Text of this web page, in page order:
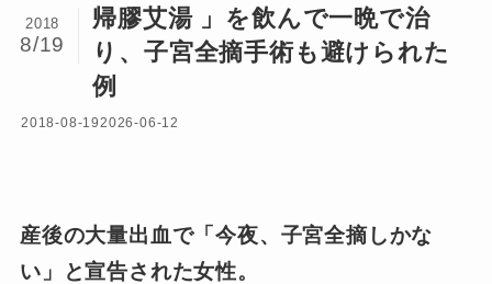
帰膠艾湯 」を飲んで一晩で治
り、子宮全摘手術も避けられた
例
2018
8/19
2018-08-192026-06-12
産後の大量出血で「今夜、子宮全摘しかな
い」と宣告された女性。